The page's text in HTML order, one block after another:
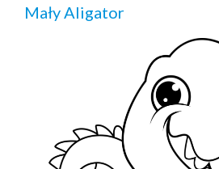
Mały Aligator